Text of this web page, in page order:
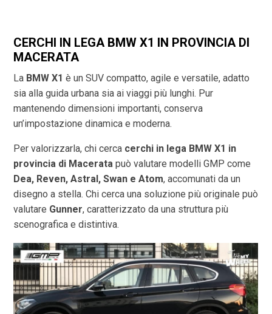
CERCHI IN LEGA BMW X1 IN PROVINCIA DI
MACERATA
La BMW X1 è un SUV compatto, agile e versatile, adatto
sia alla guida urbana sia ai viaggi più lunghi. Pur
mantenendo dimensioni importanti, conserva
un’impostazione dinamica e moderna.
Per valorizzarla, chi cerca cerchi in lega BMW X1 in
provincia di Macerata può valutare modelli GMP come
Dea, Reven, Astral, Swan e Atom, accomunati da un
disegno a stella. Chi cerca una soluzione più originale può
valutare Gunner, caratterizzato da una struttura più
scenografica e distintiva.